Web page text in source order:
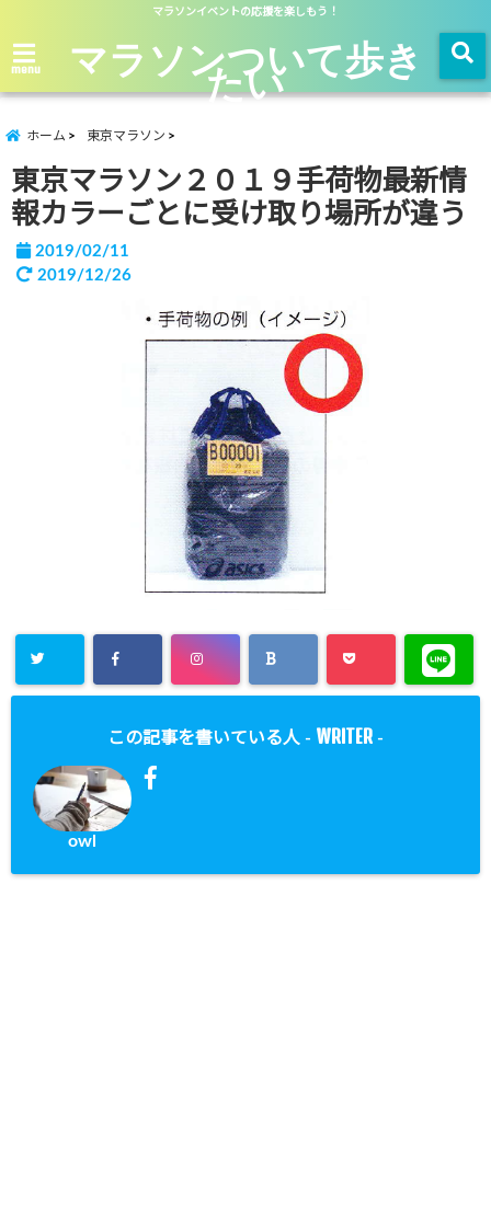
マラソンイベントの応援を楽しもう！
menu マラソンついて歩き
たい
ホーム 東京マラソン
東京マラソン２０１９手荷物最新情
報カラーごとに受け取り場所が違う
2019/02/11
2019/12/26
この記事を書いている人 - WRITER -
owl